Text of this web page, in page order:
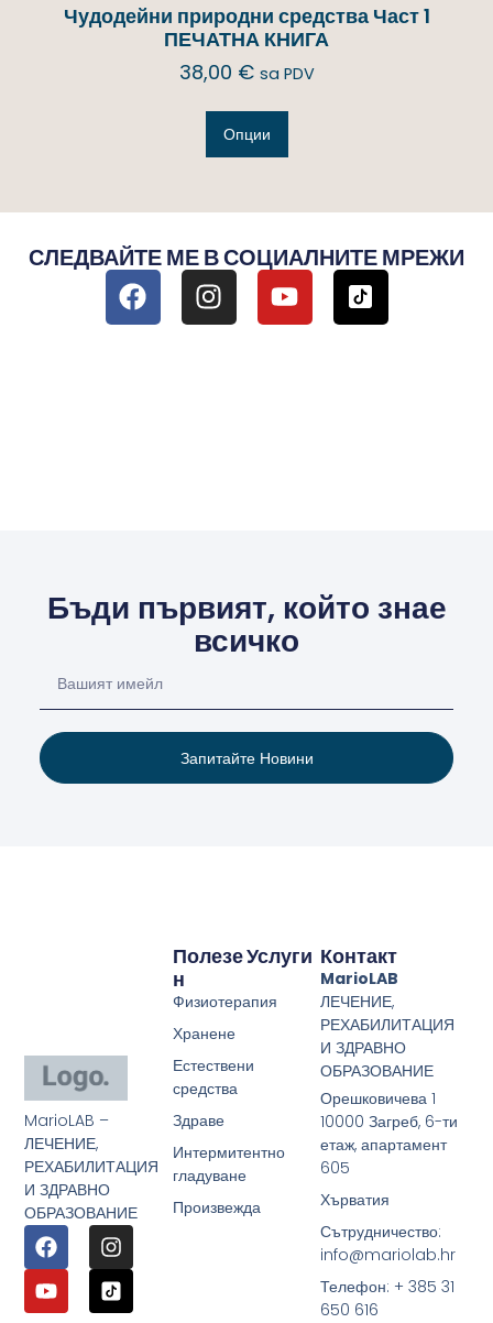
Чудодейни природни средства Част 1
ПЕЧАТНА КНИГА
38,00 € sa PDV
Опции
СЛЕДВАЙТЕ МЕ В СОЦИАЛНИТЕ МРЕЖИ
Бъди първият, който знае
всичко
Запитайте Новини
MarioLAB –
ЛЕЧЕНИЕ,
РЕХАБИЛИТАЦИЯ
И ЗДРАВНО
ОБРАЗОВАНИЕ
Услуги
Полезе
Н
Физиотерапия
Хранене
Естествени
средства
Здраве
Интермитентно
гладуване
Произвежда
Контакт
MarioLAB
ЛЕЧЕНИЕ,
РЕХАБИЛИТАЦИЯ
И ЗДРАВНО
ОБРАЗОВАНИЕ
Орешковичева 1
10000 Загреб, 6-ти
етаж, апартамент
605
Хърватия
Сътрудничество:
info@mariolab.hr
Телефон: + 385 31
650 616